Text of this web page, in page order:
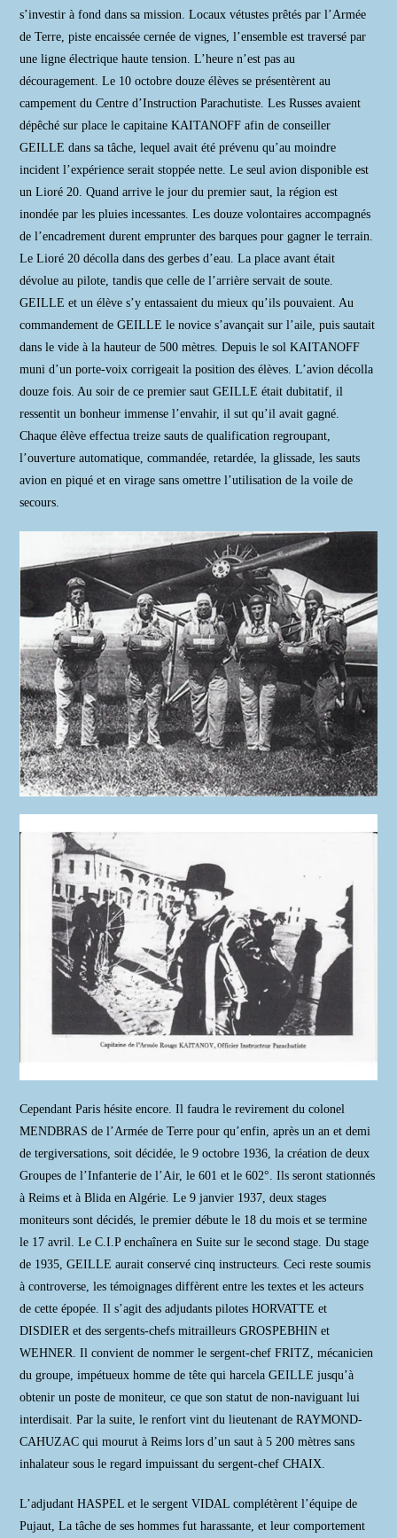
s’investir à fond dans sa mission. Locaux vétustes prêtés par l’Armée
de Terre, piste encaissée cernée de vignes, l’ensemble est traversé par
une ligne électrique haute tension. L’heure n’est pas au
découragement. Le 10 octobre douze élèves se présentèrent au
campement du Centre d’Instruction Parachutiste. Les Russes avaient
dépêché sur place le capitaine KAITANOFF afin de conseiller
GEILLE dans sa tâche, lequel avait été prévenu qu’au moindre
incident l’expérience serait stoppée nette. Le seul avion disponible est
un Lioré 20. Quand arrive le jour du premier saut, la région est
inondée par les pluies incessantes. Les douze volontaires accompagnés
de l’encadrement durent emprunter des barques pour gagner le terrain.
Le Lioré 20 décolla dans des gerbes d’eau. La place avant était
dévolue au pilote, tandis que celle de l’arrière servait de soute.
GEILLE et un élève s’y entassaient du mieux qu’ils pouvaient. Au
commandement de GEILLE le novice s’avançait sur l’aile, puis sautait
dans le vide à la hauteur de 500 mètres. Depuis le sol KAITANOFF
muni d’un porte-voix corrigeait la position des élèves. L’avion décolla
douze fois. Au soir de ce premier saut GEILLE était dubitatif, il
ressentit un bonheur immense l’envahir, il sut qu’il avait gagné.
Chaque élève effectua treize sauts de qualification regroupant,
l’ouverture automatique, commandée, retardée, la glissade, les sauts
avion en piqué et en virage sans omettre l’utilisation de la voile de
secours.
Cependant Paris hésite encore. Il faudra le revirement du colonel
MENDBRAS de l’Armée de Terre pour qu’enfin, après un an et demi
de tergiversations, soit décidée, le 9 octobre 1936, la création de deux
Groupes de l’Infanterie de l’Air, le 601 et le 602°. Ils seront stationnés
à Reims et à Blida en Algérie. Le 9 janvier 1937, deux stages
moniteurs sont décidés, le premier débute le 18 du mois et se termine
le 17 avril. Le C.I.P enchaînera en Suite sur le second stage. Du stage
de 1935, GEILLE aurait conservé cinq instructeurs. Ceci reste soumis
à controverse, les témoignages diffèrent entre les textes et les acteurs
de cette épopée. Il s’agit des adjudants pilotes HORVATTE et
DISDIER et des sergents-chefs mitrailleurs GROSPEBHIN et
WEHNER. Il convient de nommer le sergent-chef FRITZ, mécanicien
du groupe, impétueux homme de tête qui harcela GEILLE jusqu’à
obtenir un poste de moniteur, ce que son statut de non-naviguant lui
interdisait. Par la suite, le renfort vint du lieutenant de RAYMOND-
CAHUZAC qui mourut à Reims lors d’un saut à 5 200 mètres sans
inhalateur sous le regard impuissant du sergent-chef CHAIX.
L’adjudant HASPEL et le sergent VIDAL complétèrent l’équipe de
Pujaut, La tâche de ses hommes fut harassante, et leur comportement